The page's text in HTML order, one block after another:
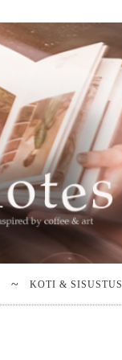
KOTI & SISUSTUS